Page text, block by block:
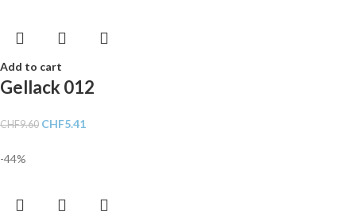
Add to cart
Gellack 012
CHF9.60 CHF5.41
-44%